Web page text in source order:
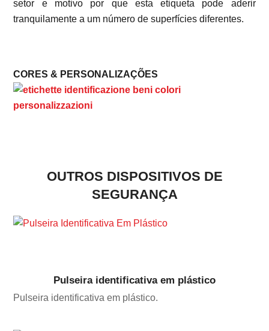
setor e motivo por que esta etiqueta pode aderir
tranquilamente a um número de superfícies diferentes.
CORES & PERSONALIZAÇÕES
OUTROS DISPOSITIVOS DE
SEGURANÇA
Pulseira identificativa em plástico
Pulseira identificativa em plástico.